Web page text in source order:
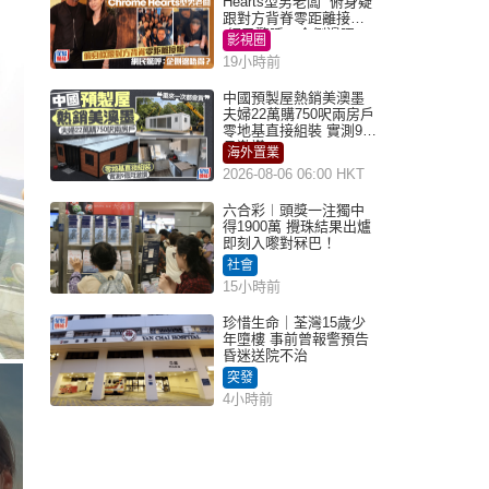
跟對方背脊零距離接觸
網民驚呼：企側邊唔
得？
影視圈
19小時前
中國預製屋熱銷美澳墨
夫婦22萬購750呎兩房戶
零地基直接組裝 實測9個
月激讚
海外置業
2026-08-06 06:00 HKT
六合彩︱頭獎一注獨中
得1900萬 攪珠結果出爐
即刻入嚟對冧巴！
社會
15小時前
珍惜生命｜荃灣15歲少
年墮樓 事前曾報警預告
昏迷送院不治
突發
4小時前